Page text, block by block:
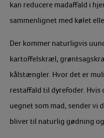
kan reducere madaffald i
sammenlignet med kølet
Der kommer naturligvis
kartoffelskræl,
kålstængler. Hvor det er
restaffald til dyrefoder. Hvis
uegnet som mad, sender vi
bliver til naturlig gødning